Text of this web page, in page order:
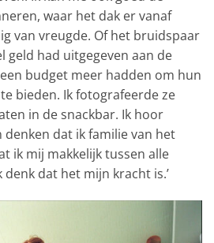
waar het dak er vanaf
van vreugde. Of het bruidspaar
geld had uitgegeven aan de
budget meer hadden om hun
bieden. Ik fotografeerde ze
in de snackbar. Ik hoor
dat ik familie van het
ik mij makkelijk tussen alle
dat het mijn kracht is.’